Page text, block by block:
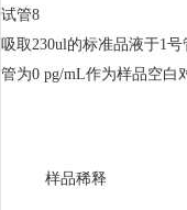
试管8 0 pg/mL
吸取230ul的标准品液于1
管为0 pg/mL作为样品空白
样品稀释